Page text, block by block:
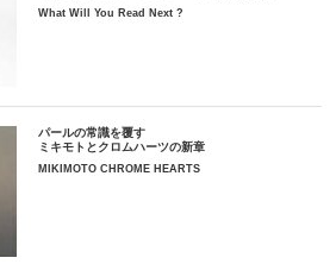
What Will You Read Next ?
パールの常識を覆す
ミキモトとクロムハーツの新章
MIKIMOTO CHROME HEARTS